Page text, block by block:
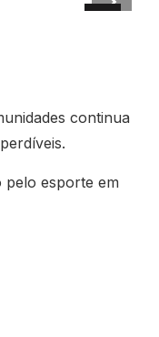
continua
pelo esporte em